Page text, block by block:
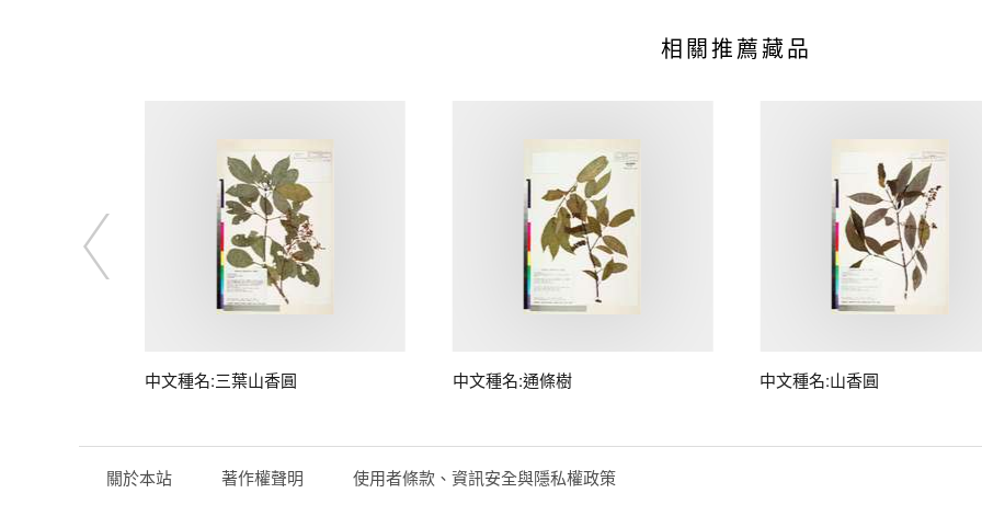
相關推薦藏品
中文種名:三葉山香圓 中文種名:通條樹 中文種名:山香圓
關於本站 著作權聲明 使用者條款、資訊安全與隱私權政策